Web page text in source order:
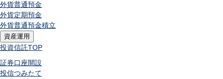
外貨普通預金
外貨定期預金
外貨普通預金積立
資産運用
投資信託TOP
証券口座開設
投信つみたて